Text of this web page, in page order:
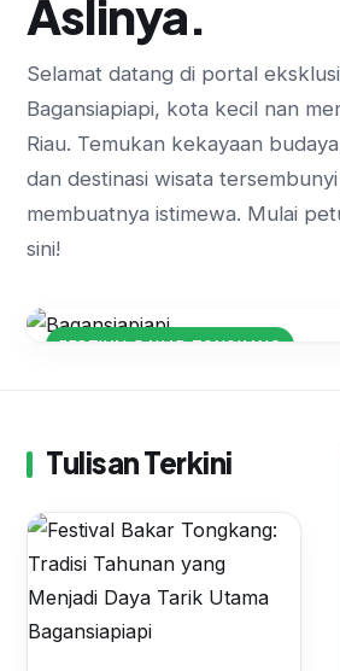
Aslinya.
Selamat datang di portal
Bagansiapiapi, kota kecil nan
Riau. Temukan kekayaan
dan destinasi wisata
membuatnya istimewa. Mulai
sini!
FESTIVAL BAKAR TONGKANG
Utama Bagansiapiapi
Tulisan Terkini